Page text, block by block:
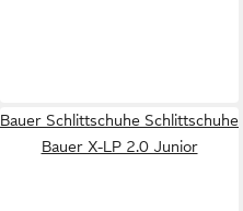
Bauer Schlittschuhe Schlittschuhe
Bauer X-LP 2.0 Junior